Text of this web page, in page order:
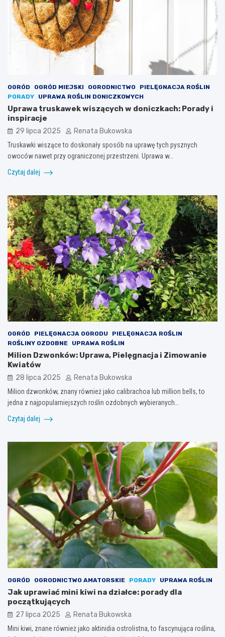
OGRÓD OGRÓD MIEJSKI OGRODNICTWO
PIELĘGNACJA ROŚLIN
PORADY
UPRAWA ROŚLIN DONICZKOWYCH
Uprawa truskawek wiszących w doniczkach: Porady i
inspiracje
29 lipca 2025 Renata Bukowska
Truskawki wiszące to doskonały sposób na uprawę tych pysznych
owoców nawet przy ograniczonej przestrzeni. Uprawa w…
Czytaj dalej
OGRÓD PIELĘGNACJA OGRODU
PIELĘGNACJA ROŚLIN
ROŚLINY OZDOBNE
UPRAWA ROŚLIN
Milion Dzwonków: Uprawa, Pielęgnacja i Zimowanie
Kwiatów
28 lipca 2025 Renata Bukowska
Milion dzwonków, znany również jako calibrachoa lub million bells, to
jedna z najpopularniejszych roślin ozdobnych wybieranych…
Czytaj dalej
OGRÓD OGRODNICTWO AMATORSKIE PORADY UPRAWA ROŚLIN
Jak uprawiać mini kiwi na działce: porady dla
początkujących
27 lipca 2025 Renata Bukowska
Mini kiwi, znane również jako aktinidia ostrolistna, to fascynująca roślina,